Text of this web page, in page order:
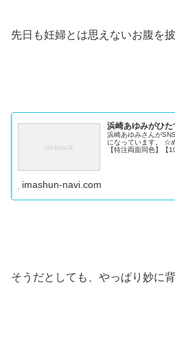
先日も妊婦とは思えないお腹を
浜崎あゆみがひ
浜崎あゆみさんが
になっています。 ☆
【特注両面同色】【
imashun-navi.com
そうだとしても、やっぱり妙に